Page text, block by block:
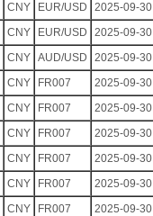
CNY EUR/USD 2025-09-30
CNY EUR/USD 2025-09-30
CNY AUD/USD 2025-09-30
CNY FR007 2025-09-30
CNY FR007 2025-09-30
CNY FR007 2025-09-30
CNY FR007 2025-09-30
CNY FR007 2025-09-30
CNY FR007 2025-09-30